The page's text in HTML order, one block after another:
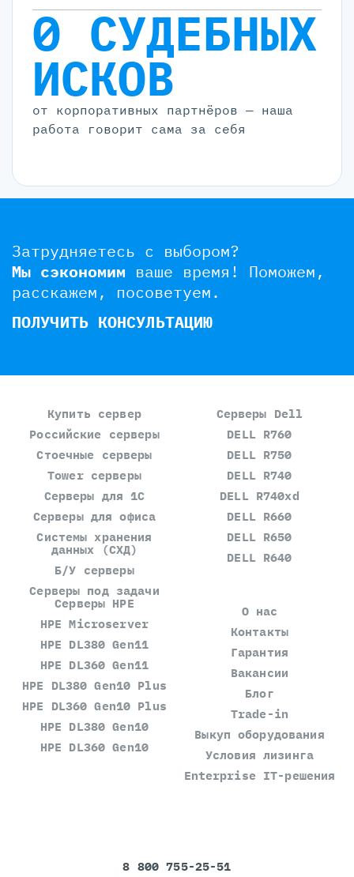
0 СУДЕБНЫХ
ИСКОВ
от корпоративных партнёров — наша
работа говорит сама за себя
Затрудняетесь с выбором?
Мы сэкономим ваше время! Поможем,
расскажем, посоветуем.
ПОЛУЧИТЬ КОНСУЛЬТАЦИЮ
Купить сервер
Российские серверы
Стоечные серверы
Tower серверы
Серверы для 1С
Серверы для офиса
Системы хранения
данных (СХД)
Б/У серверы
Серверы под задачи
Серверы Dell
DELL R760
DELL R750
DELL R740
DELL R740xd
DELL R660
DELL R650
DELL R640
Серверы HPE
HPE Microserver
HPE DL380 Gen11
HPE DL360 Gen11
HPE DL380 Gen10 Plus
HPE DL360 Gen10 Plus
HPE DL380 Gen10
HPE DL360 Gen10
О нас
Контакты
Гарантия
Вакансии
Блог
Trade-in
Выкуп оборудования
Условия лизинга
Enterprise IT-решения
8 800 755-25-51